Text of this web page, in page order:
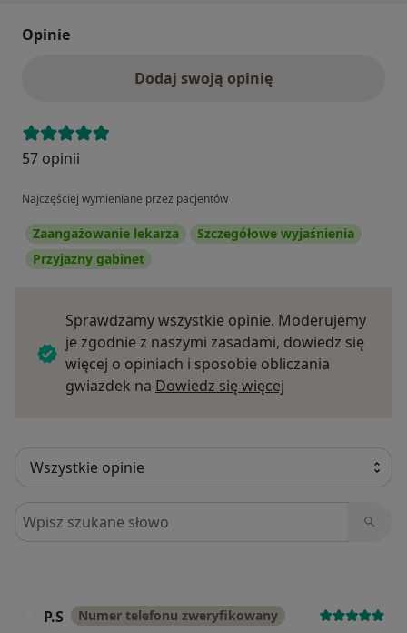
Opinie
Dodaj swoją opinię
57 opinii
Najczęściej wymieniane przez pacjentów
Zaangażowanie lekarza
Szczegółowe wyjaśnienia
Przyjazny gabinet
Sprawdzamy wszystkie opinie. Moderujemy
je zgodnie z naszymi zasadami, dowiedz się
więcej o opiniach i sposobie obliczania
gwiazdek na Dowiedz się więcej
Szukaj w opiniach
P.S Numer telefonu zweryfikowany